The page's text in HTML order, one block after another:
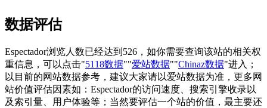
数据评估
Espectador浏览人数已经达到526，如你需要查询该站的相关权
重信息，可以点击"5118数据""爱站数据""Chinaz数据"进入；
以目前的网站数据参考，建议大家请以爱站数据为准，更多网
站价值评估因素如：Espectador的访问速度、搜索引擎收录以
及索引量、用户体验等；当然要评估一个站的价值，最主要还